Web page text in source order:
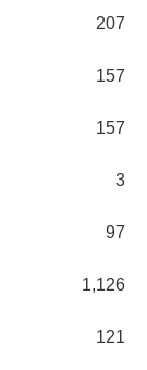
207
157
157
3
97
1,126
121